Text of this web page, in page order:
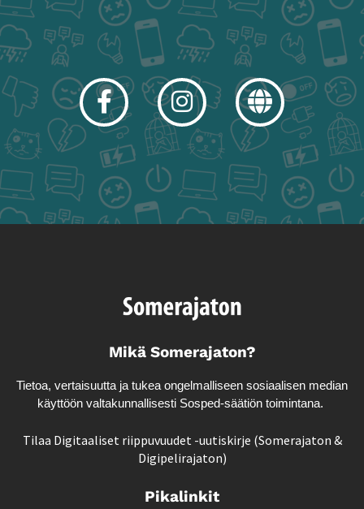
Facebook Instagram
Linkki
sivuston
ulkopuolelle
Mikä Somerajaton?
Tietoa, vertaisuutta ja tukea ongelmalliseen sosiaalisen median
käyttöön valtakunnallisesti Sosped-säätiön toimintana.
Tilaa Digitaaliset riippuvuudet -uutiskirje (Somerajaton &
Digipelirajaton)
Pikalinkit